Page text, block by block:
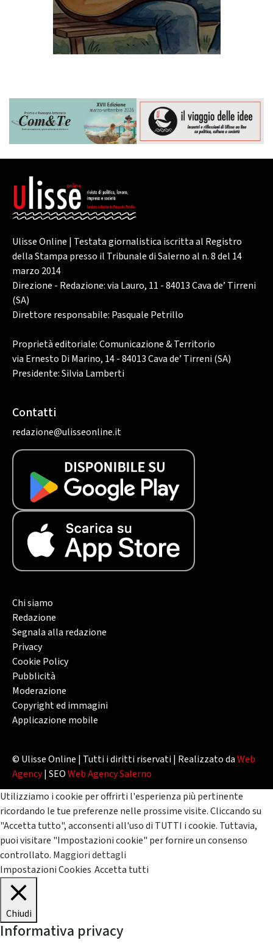
Ulisse Online | Testata giornalistica iscritta al Registro
della Stampa presso il Tribunale di Salerno al n. 8 del 14
marzo 2014
Direzione - Redazione: via Lauro, 11 - 84013 Cava de’ Tirreni
(SA)
Direttore responsabile: Pasquale Petrillo
Proprietà editoriale: Comunicazione & Territorio
via Ernesto Di Marino, 14 - 84013 Cava de’ Tirreni (SA)
Presidente: Silvia Lamberti
Contatti
redazione@ulisseonline.it
Chi siamo
Redazione
Segnala alla redazione
Privacy
Cookie Policy
Pubblicità
Moderazione
Copyright ed immagini
Applicazione mobile
© Ulisse Online | Tutti i diritti riservati | Realizzato daWeb
Agency| SEOWeb Agency Salerno
Utilizziamo i cookie per offrirti l'esperienza più pertinente
ricordando le tue preferenze nelle prossime visite. Cliccando su
"Accetta tutto", acconsenti all'uso di TUTTI i cookie. Tuttavia,
puoi visitare "Impostazioni cookie" per fornire un consenso
controllato. Maggiori dettagli
Impostazioni Cookies Accetta tutti
Chiudi
Informativa privacy